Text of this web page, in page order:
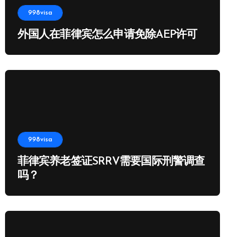
998visa
外国人在菲律宾怎么申请免除AEP许可
998visa
菲律宾养老签证SRRV需要国际刑警调查
吗？